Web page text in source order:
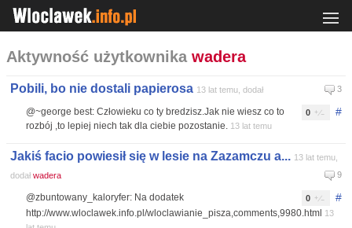
Aktywność użytkownika wadera
Pobili, bo nie dostali papierosa 13 lat temu, dodał 3
#
0
@~george best: Człowieku co ty bredzisz.Jak nie wiesz co to
rozbój ,to lepiej niech tak dla ciebie pozostanie. 13 lat temu
Jakiś facio powiesił się w lesie na Zazamczu a... 13 lat temu,
dodał wadera 9
#
0
@zbuntowany_kaloryfer: Na dodatek
http://www.wloclawek.info.pl/wloclawianie_pisza,comments,9980.html 13